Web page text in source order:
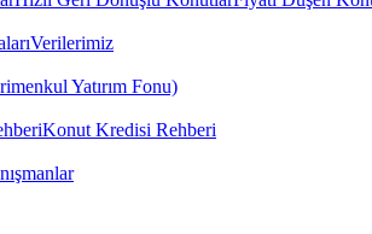
Verilerimiz
Yatırım Fonu)
Konut Kredisi Rehberi